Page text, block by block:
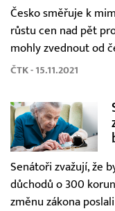
Česko směřuje k
růstu cen nad pět
mohly zvednout od
ČTK - 15.11.2021
Senátoři zvažují, že
důchodů o 300
změnu zákona